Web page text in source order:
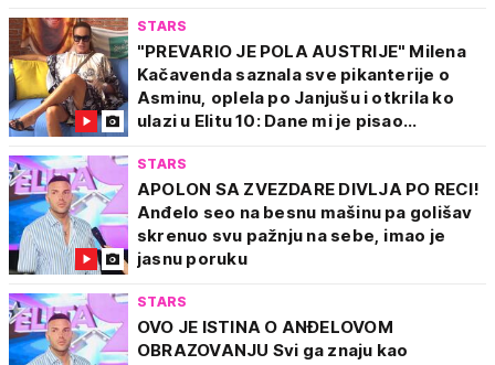
STARS
"PREVARIO JE POLA AUSTRIJE" Milena
Kačavenda saznala sve pikanterije o
Asminu, oplela po Janjušu i otkrila ko
ulazi u Elitu 10: Dane mi je pisao...
STARS
APOLON SA ZVEZDARE DIVLJA PO RECI!
Anđelo seo na besnu mašinu pa golišav
skrenuo svu pažnju na sebe, imao je
jasnu poruku
STARS
OVO JE ISTINA O ANĐELOVOM
OBRAZOVANJU Svi ga znaju kao